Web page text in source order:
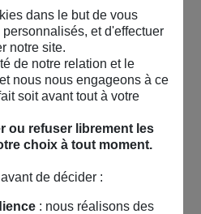
dans le but de vous
et d'effectuer
notre site.
de notre relation et le
nous nous engageons à ce
soit avant tout à votre
ou refuser librement les
choix à tout moment.
de décider :
: nous réalisons des